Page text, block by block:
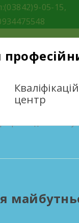
05-15,
центр